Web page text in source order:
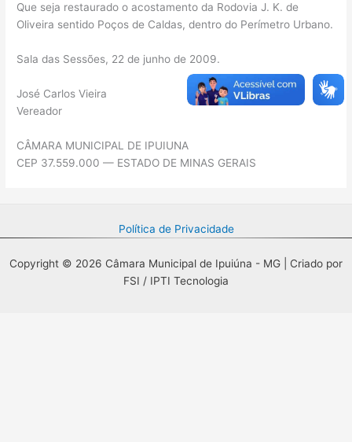
Que seja restaurado o acostamento da Rodovia J. K. de
Oliveira sentido Poços de Caldas, dentro do Perímetro Urbano.
Sala das Sessões, 22 de junho de 2009.
José Carlos Vieira
Vereador
CÂMARA MUNICIPAL DE IPUIUNA
CEP 37.559.000 — ESTADO DE MINAS GERAIS
Política de Privacidade
Copyright © 2026 Câmara Municipal de Ipuiúna - MG | Criado por
FSI / IPTI Tecnologia